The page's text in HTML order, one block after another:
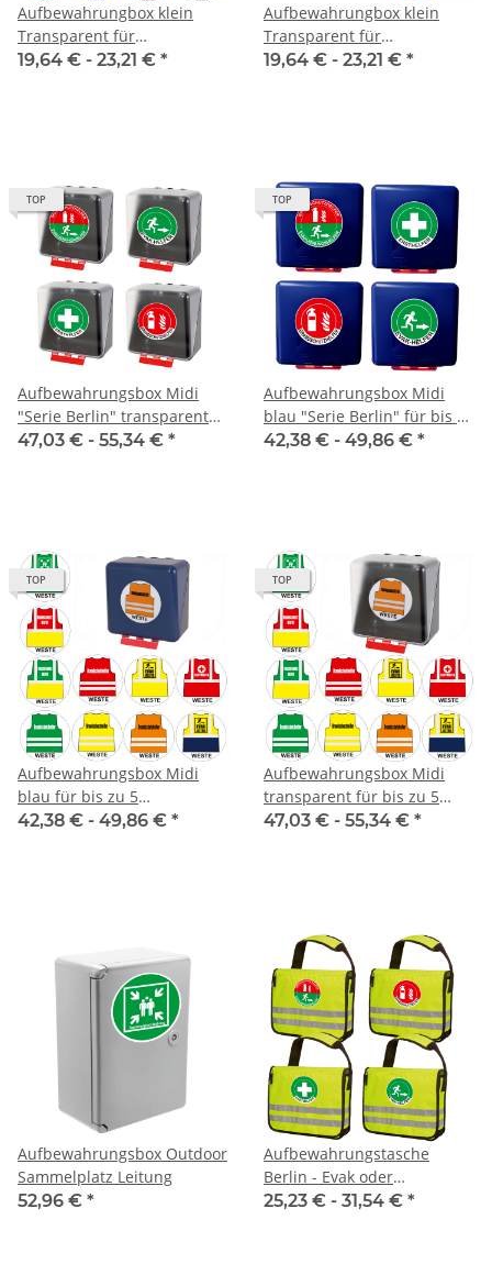
Aufbewahrungbox klein
Transparent für
Einsatzwesten
19,64 € - 23,21 € *
Aufbewahrungbox klein
Transparent für
Einsatzwesten Serie BERLIN
19,64 € - 23,21 € *
TOP
Aufbewahrungsbox Midi
"Serie Berlin" transparent
für bis zu 5 Warnwesten
47,03 € - 55,34 € *
TOP
Aufbewahrungsbox Midi
blau "Serie Berlin" für bis zu
5 Warnwesten
42,38 € - 49,86 € *
TOP
Aufbewahrungsbox Midi
blau für bis zu 5
Warnwesten
42,38 € - 49,86 € *
TOP
Aufbewahrungsbox Midi
transparent für bis zu 5
Warnwesten
47,03 € - 55,34 € *
Aufbewahrungsbox Outdoor
Sammelplatz Leitung
52,96 € *
Aufbewahrungstasche
Berlin - Evak oder
Brandschutztasche (ohne
25,23 € - 31,54 € *